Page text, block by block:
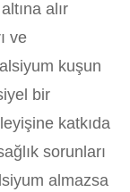
alır.
ve
kuşun
bir
katkıda
sorunları
almazsa